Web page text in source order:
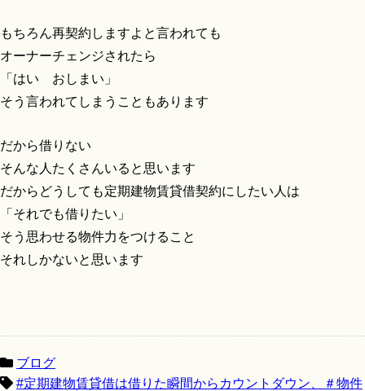
もちろん再契約しますよと言われても
オーナーチェンジされたら
「はい おしまい」
そう言われてしまうこともあります
だから借りない
そんな人たくさんいると思います
だからどうしても定期建物賃貸借契約にしたい人は
「それでも借りたい」
そう思わせる物件力をつけること
それしかないと思います
ブログ
#定期建物賃貸借は借りた瞬間からカウントダウン、＃物件